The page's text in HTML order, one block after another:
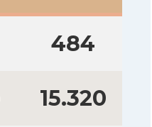
484
15.320